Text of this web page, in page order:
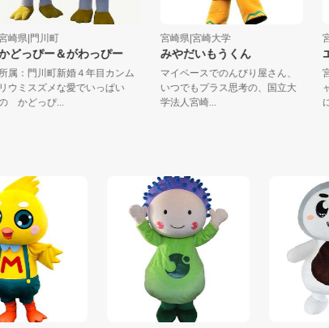
宮崎県|門川町
かどっぴー＆がわっぴー
所属：門川町新婚４年目カンム
リウミスズメな愛でいっぱい
の かどっぴ...
宮崎県|宮崎大学
みやだいもうくん
マイペースでのんびり屋さん、
いつでもプラス思考の、国立大
学法人宮崎...